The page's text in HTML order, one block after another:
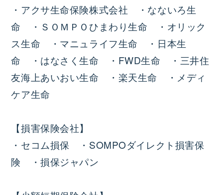
・アクサ生命保険株式会社 ・なないろ生
命 ・ＳＯＭＰＯひまわり生命 ・オリック
ス生命 ・マニュライフ生命 ・日本生
命 ・はなさく生命 ・FWD生命 ・三井住
友海上あいおい生命 ・楽天生命 ・メディ
ケア生命
【損害保険会社】
・セコム損保 ・SOMPOダイレクト損害保
険 ・損保ジャパン